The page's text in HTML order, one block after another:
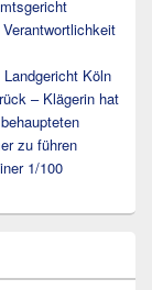
Köln
– Klägerin hat
zu führen
1/100